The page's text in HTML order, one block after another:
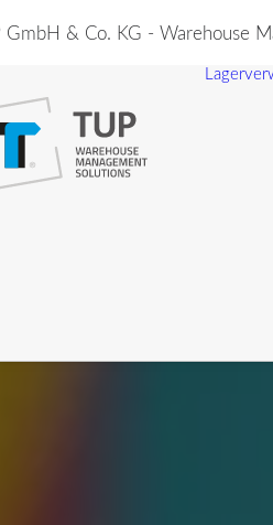
GmbH & Co. KG - Warehouse